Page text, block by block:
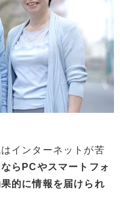
インターネットが苦
らPCやスマートフォ
的に情報を届けられ